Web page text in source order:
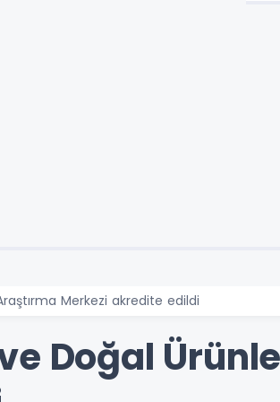
Merkezi akredite edildi
Doğal